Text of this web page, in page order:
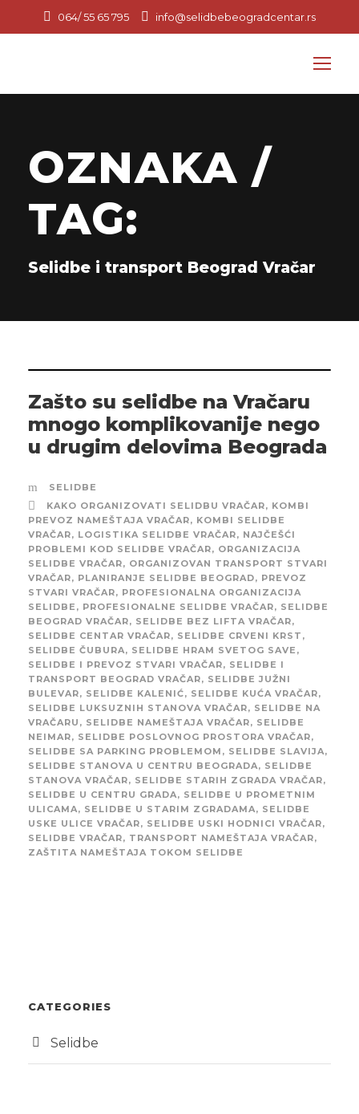
064/ 55 65 795 info@selidbebeogradcentar.rs
OZNAKA /
TAG:
Selidbe i transport Beograd Vračar
Zašto su selidbe na Vračaru
mnogo komplikovanije nego
u drugim delovima Beograda
SELIDBE
KAKO ORGANIZOVATI SELIDBU VRAČAR, KOMBI
PREVOZ NAMEŠTAJA VRAČAR, KOMBI SELIDBE
VRAČAR, LOGISTIKA SELIDBE VRAČAR, NAJČEŠĆI
PROBLEMI KOD SELIDBE VRAČAR, ORGANIZACIJA
SELIDBE VRAČAR, ORGANIZOVAN TRANSPORT STVARI
VRAČAR, PLANIRANJE SELIDBE BEOGRAD, PREVOZ
STVARI VRAČAR, PROFESIONALNA ORGANIZACIJA
SELIDBE , PROFESIONALNE SELIDBE VRAČAR, SELIDBE
BEOGRAD VRAČAR, SELIDBE BEZ LIFTA VRAČAR,
SELIDBE CENTAR VRAČAR, SELIDBE CRVENI KRST ,
SELIDBE ČUBURA, SELIDBE HRAM SVETOG SAVE ,
SELIDBE I PREVOZ STVARI VRAČAR, SELIDBE I
TRANSPORT BEOGRAD VRAČAR, SELIDBE JUŽNI
BULEVAR, SELIDBE KALENIĆ, SELIDBE KUĆA VRAČAR,
SELIDBE LUKSUZNIH STANOVA VRAČAR, SELIDBE NA
VRAČARU , SELIDBE NAMEŠTAJA VRAČAR, SELIDBE
NEIMAR, SELIDBE POSLOVNOG PROSTORA VRAČAR,
SELIDBE SA PARKING PROBLEMOM , SELIDBE SLAVIJA,
SELIDBE STANOVA U CENTRU BEOGRADA, SELIDBE
STANOVA VRAČAR, SELIDBE STARIH ZGRADA VRAČAR,
SELIDBE U CENTRU GRADA, SELIDBE U PROMETNIM
ULICAMA, SELIDBE U STARIM ZGRADAMA, SELIDBE
USKE ULICE VRAČAR, SELIDBE USKI HODNICI VRAČAR,
SELIDBE VRAČAR, TRANSPORT NAMEŠTAJA VRAČAR,
ZAŠTITA NAMEŠTAJA TOKOM SELIDBE
CATEGORIES
Selidbe